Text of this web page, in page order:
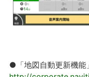
●「地図自動更新機能